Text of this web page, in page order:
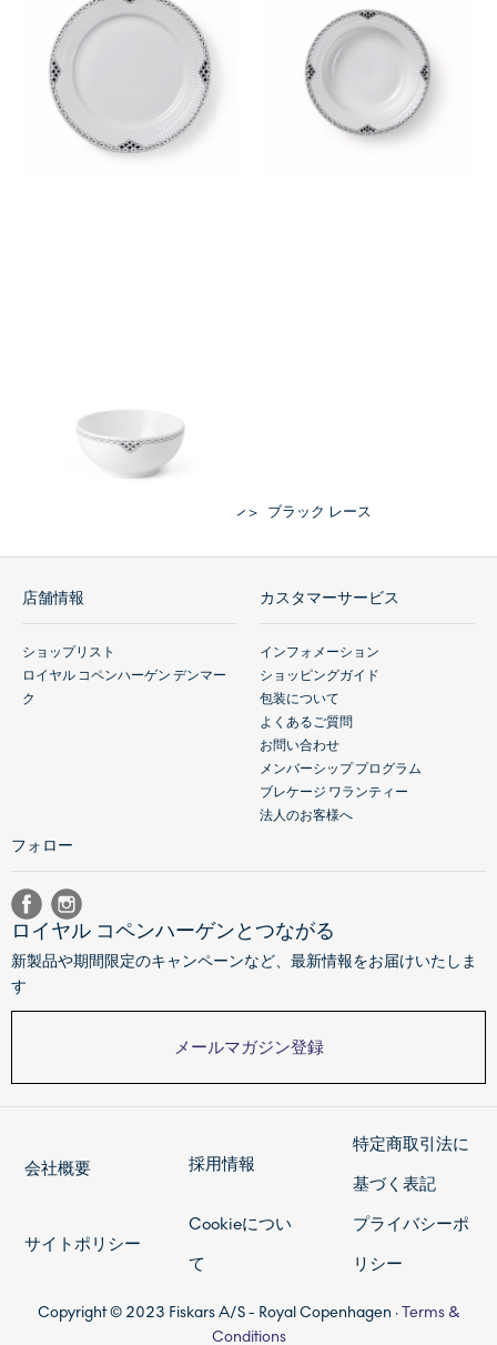
￥15,400(税込) ￥11,000(税込)
ロイヤル コペンハーゲン ブラック レース
店舗情報
ショップリスト
ロイヤル コペンハーゲン デンマー
ク
カスタマーサービス
インフォメーション
ショッピングガイド
包装について
よくあるご質問
お問い合わせ
メンバーシップ プログラム
ブレケージ ワランティー
法人のお客様へ
フォロー
ロイヤル コペンハーゲンとつながる
新製品や期間限定のキャンペーンなど、最新情報をお届けいたしま
す
メールマガジン登録
会社概要 採用情報
特定商取引法に
基づく表記
サイトポリシー
Cookieについ
て
プライバシーポ
リシー
Copyright © 2023 Fiskars A/S - Royal Copenhagen ·Terms &
Conditions